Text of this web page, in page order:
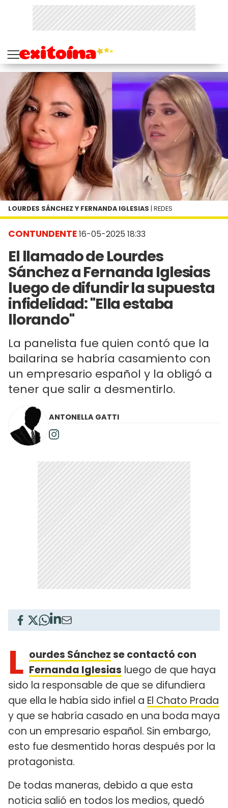
CONTUNDENTE16-05-2025 18:33
El llamado de Lourdes
Sánchez a Fernanda Iglesias
luego de difundir la supuesta
infidelidad: "Ella estaba
llorando"
La panelista fue quien contó que la
bailarina se habría casamiento con
un empresario español y la obligó a
tener que salir a desmentirlo.
LOURDES SÁNCHEZ Y FERNANDA IGLESIAS | REDES
ANTONELLA GATTI
L ourdes Sánchezse contactó con
Fernanda Iglesias luego de que haya
sido la responsable de que se difundiera
que ella le había sido infiel a El Chato Prada
y que se habría casado en una boda maya
con un empresario español. Sin embargo,
esto fue desmentido horas después por la
protagonista.
De todas maneras, debido a que esta
noticia salió en todos los medios, quedó